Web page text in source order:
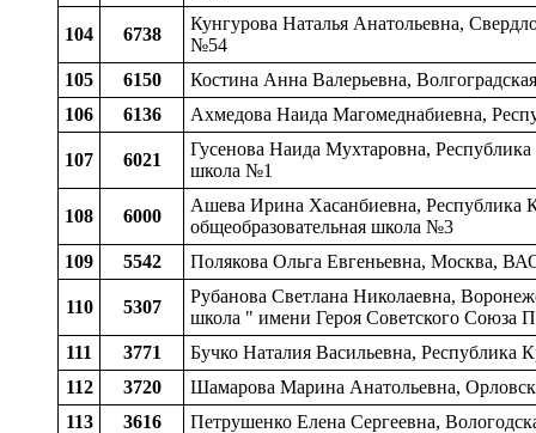
104 6738
Кунгурова Наталья Анатольевна,
№54
105
6150
Костина Анна Валерьевна,
106
6136 Ахмедова Наида Магомеднабиевна,
107 6021
Гусенова Наида Мухтаровна,
школа №1
108 6000
Ашева Ирина Хасанбиевна, Республика
общеобразовательная школа №3
109
5542 Полякова Ольга Евгеньевна, Москва,
110 5307
Рубанова Светлана Николаевна,
школа " имени Героя Советского Союза
111
3771
Бучко Наталия Васильевна, Республика
112
3720
Шамарова Марина Анатольевна,
113
3616 Петрушенко Елена Сергеевна,